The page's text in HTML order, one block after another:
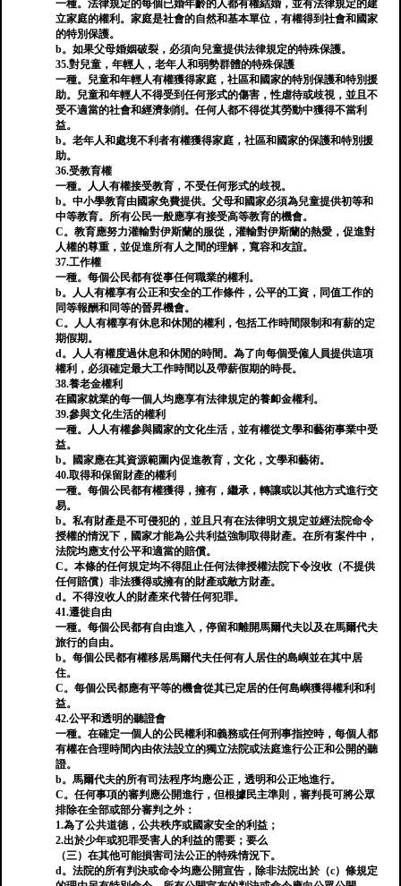
一種。法律規定的每個已婚年齡的人都有權結婚，並有法律規定的建
立家庭的權利。家庭是社會的自然和基本單位，有權得到社會和國家
的特別保護。
b。如果父母婚姻破裂，必須向兒童提供法律規定的特殊保護。
35.對兒童，年輕人，老年人和弱勢群體的特殊保護
一種。兒童和年輕人有權獲得家庭，社區和國家的特別保護和特別援
助。兒童和年輕人不得受到任何形式的傷害，性虐待或歧視，並且不
受不適當的社會和經濟剝削。任何人都不得從其勞動中獲得不當利
益。
b。老年人和處境不利者有權獲得家庭，社區和國家的保護和特別援
助。
36.受教育權
一種。人人有權接受教育，不受任何形式的歧視。
b。中小學教育由國家免費提供。父母和國家必須為兒童提供初等和
中等教育。所有公民一般應享有接受高等教育的機會。
C。教育應努力灌輸對伊斯蘭的服從，灌輸對伊斯蘭的熱愛，促進對
人權的尊重，並促進所有人之間的理解，寬容和友誼。
37.工作權
一種。每個公民都有從事任何職業的權利。
b。人人有權享有公正和安全的工作條件，公平的工資，同值工作的
同等報酬和同等的晉昇機會。
C。人人有權享有休息和休閒的權利，包括工作時間限制和有薪的定
期假期。
d。人人有權度過休息和休閒的時間。為了向每個受僱人員提供這項
權利，必須確定最大工作時間以及帶薪假期的時長。
38.養老金權利
在國家就業的每一個人均應享有法律規定的養卹金權利。
39.參與文化生活的權利
一種。人人有權參與國家的文化生活，並有權從文學和藝術事業中受
益。
b。國家應在其資源範圍內促進教育，文化，文學和藝術。
40.取得和保留財產的權利
一種。每個公民都有權獲得，擁有，繼承，轉讓或以其他方式進行交
易。
b。私有財產是不可侵犯的，並且只有在法律明文規定並經法院命令
授權的情況下，國家才能為公共利益強制取得財產。在所有案件中，
法院均應支付公平和適當的賠償。
C。本條的任何規定均不得阻止任何法律授權法院下令沒收（不提供
任何賠償）非法獲得或擁有的財產或敵方財產。
d。不得沒收人的財產來代替任何犯罪。
41.遷徙自由
一種。每個公民都有自由進入，停留和離開馬爾代夫以及在馬爾代夫
旅行的自由。
b。每個公民都有權移居馬爾代夫任何有人居住的島嶼並在其中居
住。
C。每個公民都應有平等的機會從其已定居的任何島嶼獲得權利和利
益。
42.公平和透明的聽證會
一種。在確定一個人的公民權利和義務或任何刑事指控時，每個人都
有權在合理時間內由依法設立的獨立法院或法庭進行公正和公開的聽
證。
b。馬爾代夫的所有司法程序均應公正，透明和公正地進行。
C。任何事項的審判應公開進行，但根據民主準則，審判長可將公眾
排除在全部或部分審判之外：
1.為了公共道德，公共秩序或國家安全的利益；
2.出於少年或犯罪受害人的利益的需要；要么
（三）在其他可能損害司法公正的特殊情況下。
d。法院的所有判決或命令均應公開宣告，除非法院出於（c）條規定